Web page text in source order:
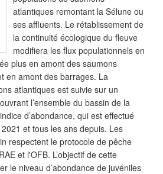
atlantiques remontant la Sélune ou
ses affluents. Le rétablissement de
la continuité écologique du fleuve
modifiera les flux populationnels en
plus en amont des saumons
en amont des barrages. La
atlantiques est suivie sur un
l’ensemble du bassin de la
d’abondance, qui est effectué
et tous les ans depuis. Les
respectent le protocole de pêche
et l'OFB. L’objectif de cette
le niveau d’abondance de juvéniles